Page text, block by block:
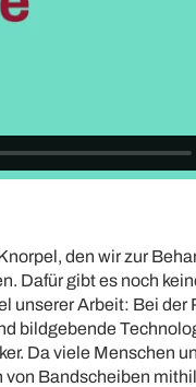
den wir zur
Dafür gibt es noch
unserer Arbeit: Bei der
bildgebende
Da viele Menschen
Bandscheiben